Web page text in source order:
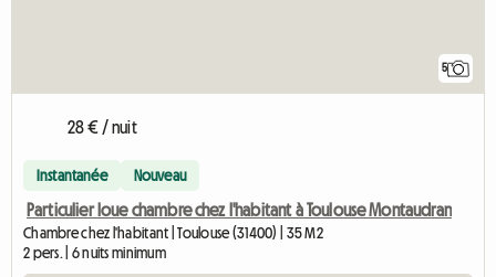
5
28 € / nuit
Instantanée Nouveau
Particulier loue chambre chez l'habitant à Toulouse Montaudran
Chambre chez l'habitant | Toulouse (31400) | 35 M2
2 pers. | 6 nuits minimum